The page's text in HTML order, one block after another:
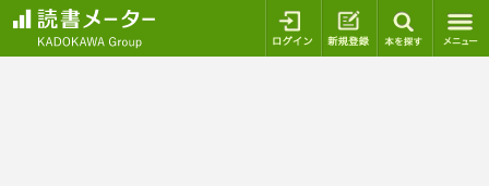
ログイン 新規登録